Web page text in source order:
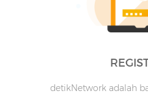
detikNetwork adalah